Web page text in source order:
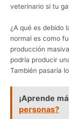
veterinario si tu
¿A qué es debido
normal es como
producción
podría producir
También pasaría
¡Aprende
personas?